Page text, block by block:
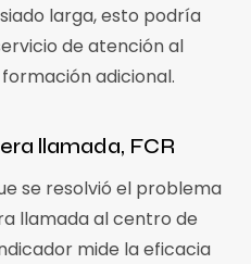
larga, esto podría
de atención al
adicional.
llamada, FCR
se resolvió el problema
llamada al centro de
mide la eficacia